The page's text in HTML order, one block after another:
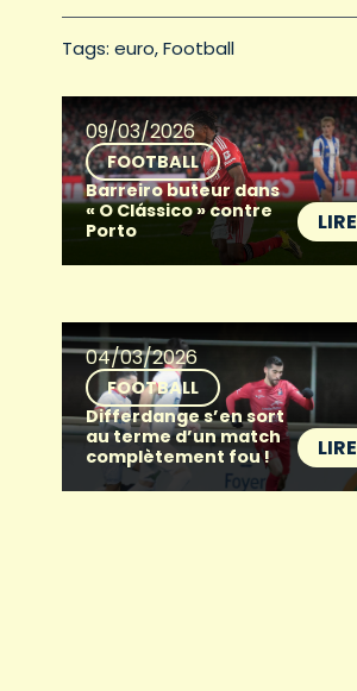
Tags: euro Football
09/03/2026
FOOTBALL
Barreiro buteur dans
« O Clássico » contre
Porto
LIRE
04/03/2026
FOOTBALL
Differdange s’en sort
au terme d’un match
complètement fou !
LIRE